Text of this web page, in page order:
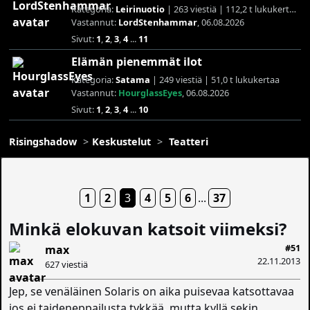
Kategoria: Leirinuotio | 263 viestiä | 112,2 t lukukertaa
Vastannut: LordStenhammar , 06.08.2026
Sivut: 1 ,2 ,3 ,4... 11
Elämän pienemmät ilot
Kategoria:Satama | 249 viestiä | 51,0 t lukukertaa
Vastannut: HourglassEyes , 06.08.2026
Sivut: 1 ,2 ,3 ,4... 10
Risingshadow Keskustelut Teatteri
1 2 3 4 5 6 ... 37
Minkä elokuvan katsoit viimeksi?
#51
22.11.2013
max
627 viestiä
Jep, se venäläinen Solaris on aika puisevaa katsottavaa